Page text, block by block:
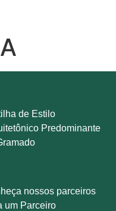
de Estilo
Predominante
nossos parceiros
um Parceiro